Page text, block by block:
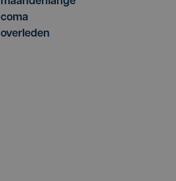
coma
overleden